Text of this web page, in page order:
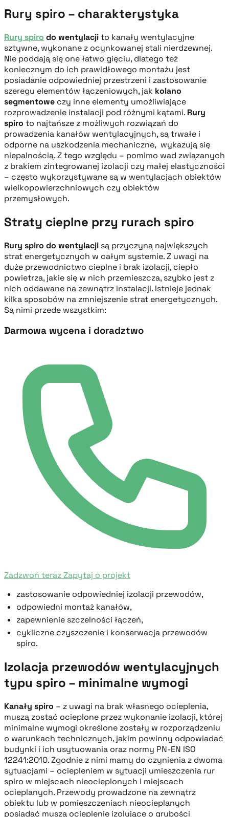
Rury spiro – charakterystyka
Rury spiro do wentylacjito kanały wentylacyjne
sztywne, wykonane z ocynkowanej stali nierdzewnej.
Nie poddają się one łatwo gięciu, dlatego też
koniecznym do ich prawidłowego montażu jest
posiadanie odpowiedniej przestrzeni i zastosowanie
szeregu elementów łączeniowych, jak kolano
segmentowe czy inne elementy umożliwiające
rozprowadzenie instalacji pod różnymi kątami. Rury
spiro to najtańsze z możliwych rozwiązań do
prowadzenia kanałów wentylacyjnych, są trwałe i
odporne na uszkodzenia mechaniczne, wykazują się
niepalnością. Z tego względu – pomimo wad związanych
z brakiem zintegrowanej izolacji czy małej elastyczności
– często wykorzystywane są w wentylacjach obiektów
wielkopowierzchniowych czy obiektów
przemysłowych.
Straty cieplne przy rurach spiro
Rury spiro do wentylacji są przyczyną największych
strat energetycznych w całym systemie. Z uwagi na
duże przewodnictwo cieplne i brak izolacji, ciepło
powietrza, jakie się w nich przemieszcza, szybko jest z
nich oddawane na zewnątrz instalacji. Istnieje jednak
kilka sposobów na zmniejszenie strat energetycznych.
Są nimi przede wszystkim:
Darmowa wycena i doradztwo
Zadzwoń terazZapytaj o projekt
zastosowanie odpowiedniej izolacji przewodów,
odpowiedni montaż kanałów,
zapewnienie szczelności łączeń,
cykliczne czyszczenie i konserwacja przewodów
spiro.
Izolacja przewodów wentylacyjnych
typu spiro – minimalne wymogi
Kanały spiro – z uwagi na brak własnego ocieplenia,
muszą zostać ocieplone przez wykonanie izolacji, której
minimalne wymogi określone zostały w rozporządzeniu
o warunkach technicznych, jakim powinny odpowiadać
budynki i ich usytuowania oraz normy PN-EN ISO
12241:2010. Zgodnie z nimi mamy do czynienia z dwoma
sytuacjami – ociepleniem w sytuacji umieszczenia rur
spiro w miejscach nieocieplonych i miejscach
ocieplanych. Przewody prowadzone na zewnątrz
obiektu lub w pomieszczeniach nieocieplanych
posiadać muszą ocieplenie izolujące o grubości